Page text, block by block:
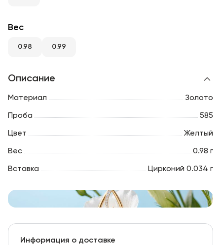
Вес
0.98 0.99
Описание
Материал Золото
Проба 585
Цвет Желтый
Вес 0.98 г
Вставка Цирконий 0.034 г
Информация о доставке